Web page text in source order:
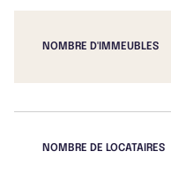
NOMBRE D'IMMEUBLES
NOMBRE DE LOCATAIRES